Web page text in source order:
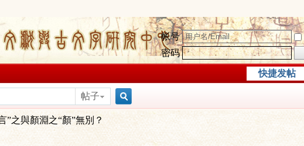
帐号
密码
快捷发帖
帖子
”之與顏淵之“顏”無別？